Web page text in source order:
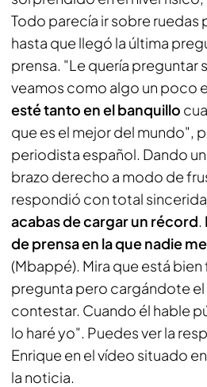
Todo parecía ir sobre ruedas
hasta que llegó la última
prensa. "Le quería preguntar
veamos como algo un poco
esté tanto en el banquillo
que es el mejor del mundo",
periodista español. Dando
brazo derecho a modo de
respondió con total
acabas de cargar un récord.
de prensa en la que nadie
(Mbappé). Mira que está bien
pregunta pero cargándote
contestar. Cuando él hable
lo haré yo". Puedes ver la
Enrique en el vídeo situado
la noticia.